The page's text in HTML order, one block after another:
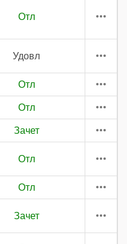
Отл
Удовл
Отл
Отл
Зачет
Отл
Отл
Зачет